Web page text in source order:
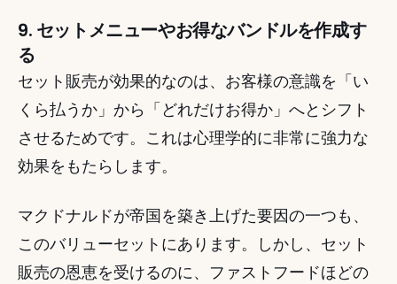
9. セットメニューやお得なバンドルを作成す
る
セット販売が効果的なのは、お客様の意識を「い
くら払うか」から「どれだけお得か」へとシフト
させるためです。これは心理学的に非常に強力な
効果をもたらします。
マクドナルドが帝国を築き上げた要因の一つも、
このバリューセットにあります。しかし、セット
販売の恩恵を受けるのに、ファストフードほどの